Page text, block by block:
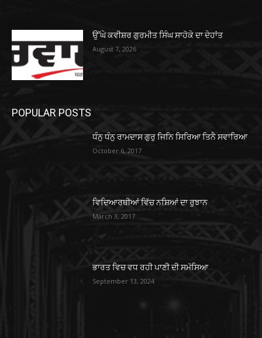
ਉੱਘੇ ਕਵੀਸ਼ਰ ਗੁਰਮੀਤ ਸਿੰਘ ਸਾਹੋਕੇ ਦਾ ਦੇਹਾਂਤ
August 7, 2026
POPULAR POSTS
ਧੰਨੁ ਧੰਨੁ ਰਾਮਦਾਸ ਗੁਰੁ ਜਿਨਿ ਸਿਰਿਆ ਤਿਨੈ ਸਵਾਰਿਆ
October 6, 2017
ਵਿਦਿਆਰਥੀਆਂ ਵਿੱਚ ਨਸ਼ਿਆਂ ਦਾ ਰੁਝਾਨ
March 3, 2017
ਭਾਰਤ ਵਿਚ ਵਧ ਰਹੀ ਪਾਣੀ ਦੀ ਸਮੱਸਿਆ
September 13, 2024